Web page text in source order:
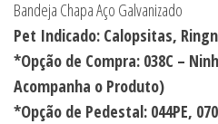
Bandeja Chapa Aço Galvanizado
Pet Indicado: Calopsitas,
*Opção de Compra: 038C –
Acompanha o Produto)
*Opção de Pedestal: 044PE,